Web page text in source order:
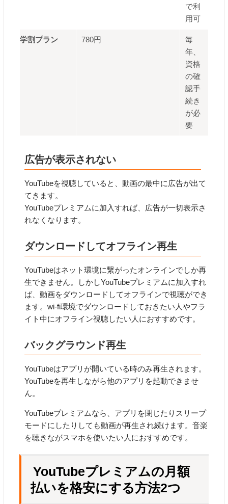
で利
用可
学割プラン 780円
毎
年、
資格
の確
認手
続き
が必
要
広告が表示されない
YouTubeを視聴していると、動画の最中に広告が出て
てきます。
YouTubeプレミアムに加入すれば、広告が一切表示さ
れなくなります。
ダウンロードしてオフライン再生
YouTubeはネット環境に繋がったオンラインでしか再
生できません。しかしYouTubeプレミアムに加入すれ
ば、動画をダウンロードしてオフラインで視聴ができ
ます。wi-fi環境でダウンロードしておきたい人やフラ
イト中にオフライン視聴したい人におすすめです。
バックグラウンド再生
YouTubeはアプリが開いている時のみ再生されます。
YouTubeを再生しながら他のアプリを起動できませ
ん。
YouTubeプレミアムなら、アプリを閉じたりスリープ
モードにしたりしても動画が再生され続けます。音楽
を聴きながスマホを使いたい人におすすめです。
YouTubeプレミアムの月額
払いを格安にする方法2つ